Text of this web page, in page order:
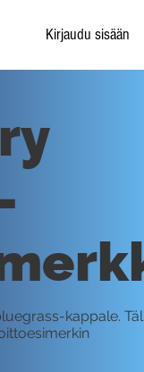
Kirjaudu sisään
kappale.